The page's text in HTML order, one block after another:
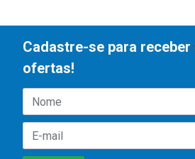
Cadastre-se para receber
ofertas!